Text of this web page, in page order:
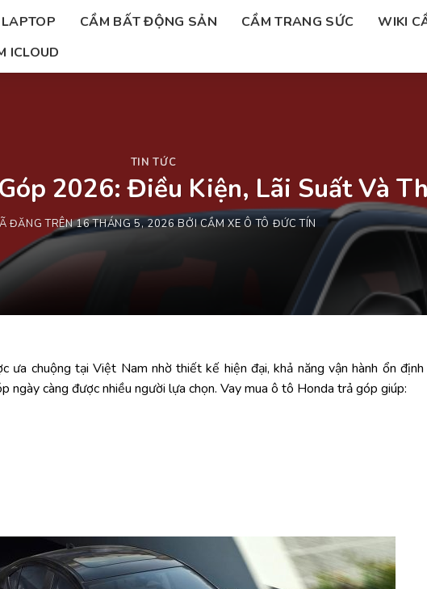
CẦM BẤT ĐỘNG SẢN CẦM TRANG SỨC
WIKI
ICLOUD
TIN TỨC
2026: Điều Kiện, Lãi Suất Và
ĐĂNG TRÊN16 THÁNG 5, 2026 BỞI CẦM XE Ô TÔ ĐỨC TÍN
chuộng tại Việt Nam nhờ thiết kế hiện đại, khả năng vận hành ổn
ngày càng được nhiều người lựa chọn. Vay mua ô tô Honda trả góp giúp: